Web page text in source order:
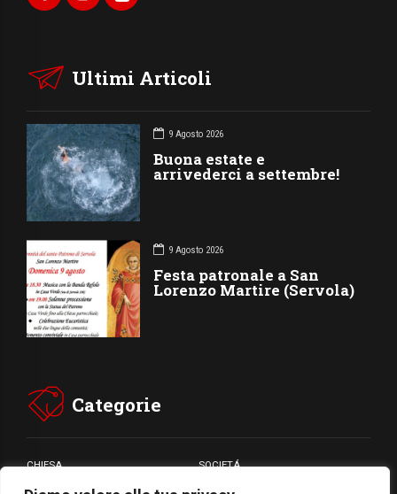
Ultimi Articoli
9 Agosto 2026
Buona estate e
arrivederci a settembre!
9 Agosto 2026
Festa patronale a San
Lorenzo Martire (Servola)
Categorie
CHIESA SOCIETÁ